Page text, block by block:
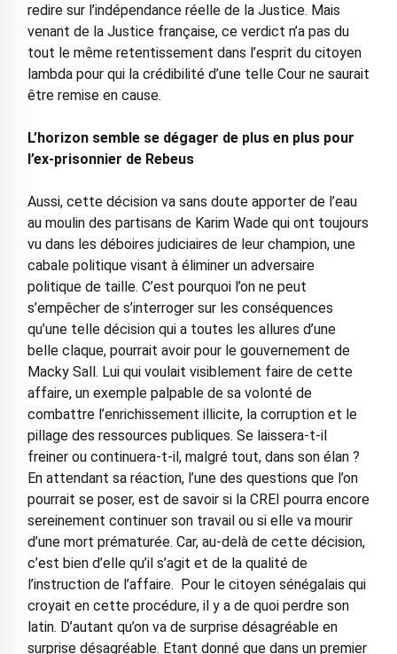
redire sur l’indépendance réelle de la Justice. Mais
venant de la Justice française, ce verdict n’a pas du
tout le même retentissement dans l’esprit du citoyen
lambda pour qui la crédibilité d’une telle Cour ne saurait
être remise en cause.
L’horizon semble se dégager de plus en plus pour
l’ex-prisonnier de Rebeus
Aussi, cette décision va sans doute apporter de l’eau
au moulin des partisans de Karim Wade qui ont toujours
vu dans les déboires judiciaires de leur champion, une
cabale politique visant à éliminer un adversaire
politique de taille. C’est pourquoi l’on ne peut
s’empêcher de s’interroger sur les conséquences
qu’une telle décision qui a toutes les allures d’une
belle claque, pourrait avoir pour le gouvernement de
Macky Sall. Lui qui voulait visiblement faire de cette
affaire, un exemple palpable de sa volonté de
combattre l’enrichissement illicite, la corruption et le
pillage des ressources publiques. Se laissera-t-il
freiner ou continuera-t-il, malgré tout, dans son élan ?
En attendant sa réaction, l’une des questions que l’on
pourrait se poser, est de savoir si la CREI pourra encore
sereinement continuer son travail ou si elle va mourir
d’une mort prématurée. Car, au-delà de cette décision,
c’est bien d’elle qu’il s’agit et de la qualité de
l’instruction de l’affaire. Pour le citoyen sénégalais qui
croyait en cette procédure, il y a de quoi perdre son
latin. D’autant qu’on va de surprise désagréable en
surprise désagréable. Etant donné que dans un premier